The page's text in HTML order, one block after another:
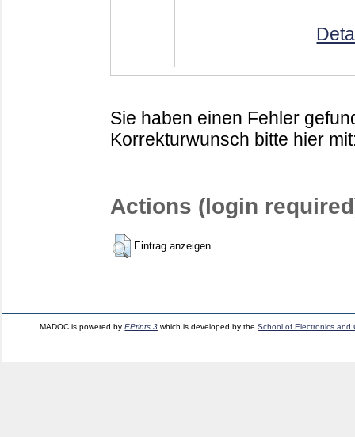
Sie haben einen Fehler
Korrekturwunsch bitte hier
Actions (login
Eintrag anzeigen
MADOC is powered byEPrints 3 which is developed by theSchool of Electronics and